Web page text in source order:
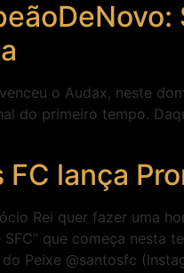
o Audax, neste
do primeiro tempo.
FC lança
Rei quer fazer uma
SFC” que começa
Peixe @santosfc